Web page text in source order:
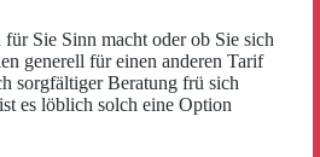
Sie Sinn macht oder ob Sie sich
generell für einen anderen Tarif
sorgfältiger Beratung frü sich
es löblich solch eine Option